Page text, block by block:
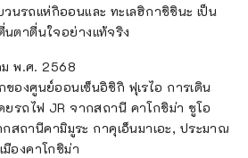
นรถแห่กิออนและ ทะเลฮิกาชิชินะ เป็น
ตาตื่นใจอย่างแท้จริง
พ.ศ. 2568
องศูนย์ออนเซ็นอิชิกิ ฟุเรไอ การเดิน
รถไฟ JR จากสถานี คาโกชิม่า ชูโอ
กสถานีคามิมูระ กาคุเอ็นมาเอะ, ประมาณ
องคาโกชิม่า